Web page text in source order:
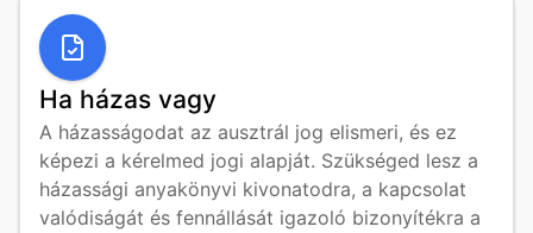
Ha házas vagy
A házasságodat az ausztrál jog elismeri, és ez
képezi a kérelmed jogi alapját. Szükséged lesz a
házassági anyakönyvi kivonatodra, a kapcsolat
valódiságát és fennállását igazoló bizonyítékra a